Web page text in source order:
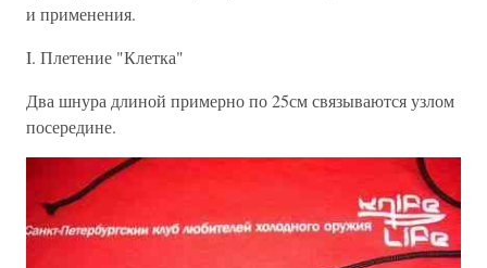
и применения.
I. Плетение "Клетка"
Два шнура длиной примерно по 25см связываются узлом
посередине.